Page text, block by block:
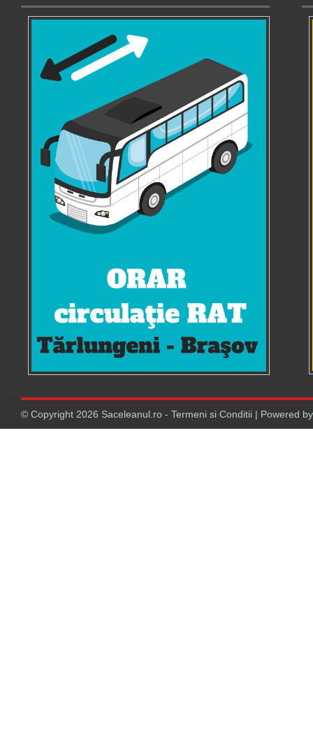
© Copyright 2026 Saceleanul.ro - Termeni si Conditii | Powered